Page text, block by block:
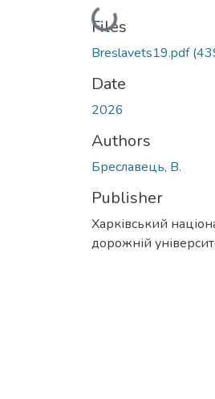
Loading...
Files
Breslavets19.pdf
Date
2026
Authors
Бреславець, В.
Publisher
Харківський
дорожній